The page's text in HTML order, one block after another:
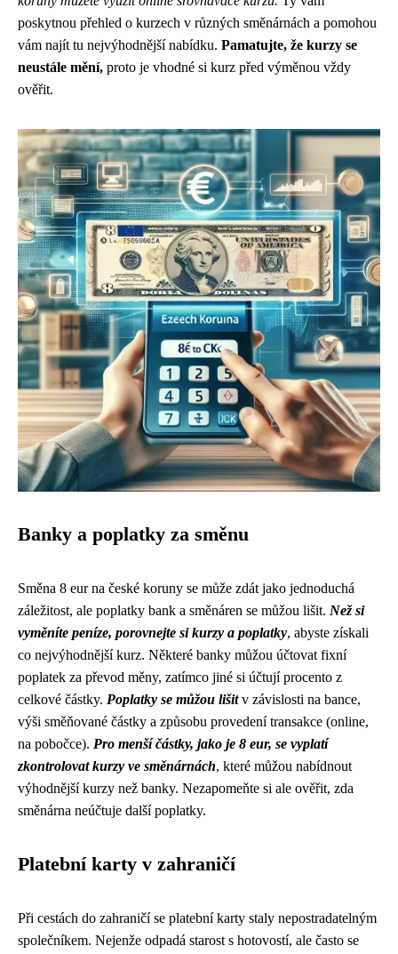
poskytnou přehled o kurzech v různých směnárnách a pomohou
vám najít tu nejvýhodnější nabídku. Pamatujte, že kurzy se
neustále mění, proto je vhodné si kurz před výměnou vždy
ověřit.
Banky a poplatky za směnu
Směna 8 eur na české koruny se může zdát jako jednoduchá
záležitost, ale poplatky bank a směnáren se můžou lišit. Než si
vyměníte peníze, porovnejte si kurzy a poplatky, abyste získali
co nejvýhodnější kurz. Některé banky můžou účtovat fixní
poplatek za převod měny, zatímco jiné si účtují procento z
celkové částky. Poplatky se můžou lišitv závislosti na bance,
výši směňované částky a způsobu provedení transakce (online,
na pobočce). Pro menší částky, jako je 8 eur, se vyplatí
zkontrolovat kurzy ve směnárnách, které můžou nabídnout
výhodnější kurzy než banky. Nezapomeňte si ale ověřit, zda
směnárna neúčtuje další poplatky.
Platební karty v zahraničí
Při cestách do zahraničí se platební karty staly nepostradatelným
společníkem. Nejenže odpadá starost s hotovostí, ale často se